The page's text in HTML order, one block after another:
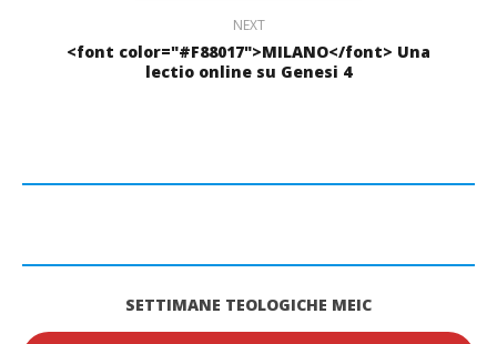
NEXT
<font color="#F88017">MILANO</font> Una
lectio online su Genesi 4
SETTIMANE TEOLOGICHE MEIC